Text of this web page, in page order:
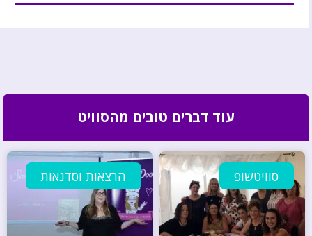
עוד דברים טובים מהסוויט
סוויטשופ הרצאות וסדנאות